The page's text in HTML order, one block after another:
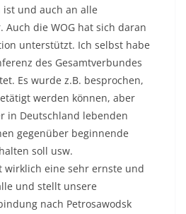
und auch an alle
Auch die WOG hat sich daran
unterstützt. Ich selbst habe
des Gesamtverbundes
Es wurde z.B. besprochen,
werden können, aber
in Deutschland lebenden
gegenüber beginnende
soll usw.
wirklich eine sehr ernste und
und stellt unsere
nach Petrosawodsk